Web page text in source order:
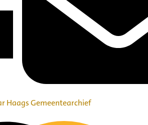
Haags Gemeentearchief